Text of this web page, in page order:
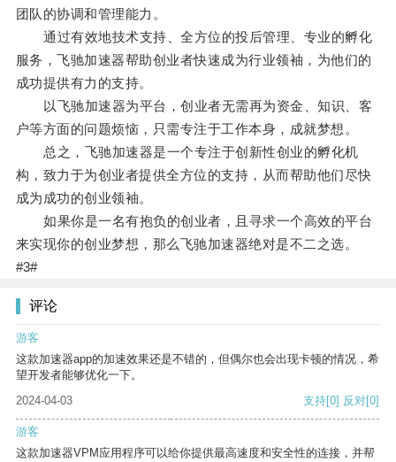
团队的协调和管理能力。
通过有效地技术支持、全方位的投后管理、专业的孵化
服务，飞驰加速器帮助创业者快速成为行业领袖，为他们的
成功提供有力的支持。
以飞驰加速器为平台，创业者无需再为资金、知识、客
户等方面的问题烦恼，只需专注于工作本身，成就梦想。
总之，飞驰加速器是一个专注于创新性创业的孵化机
构，致力于为创业者提供全方位的支持，从而帮助他们尽快
成为成功的创业领袖。
如果你是一名有抱负的创业者，且寻求一个高效的平台
来实现你的创业梦想，那么飞驰加速器绝对是不二之选。
#3#
评论
游客
这款加速器app的加速效果还是不错的，但偶尔也会出现卡顿的情况，希
望开发者能够优化一下。
2024-04-03
支持[0] 反对[0]
游客
这款加速器VPM应用程序可以给你提供最高速度和安全性的连接，并帮